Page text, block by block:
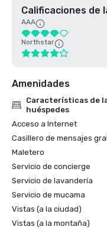
Calificaciones de
AAA
Northstar
Amenidades
Características de
huéspedes
Acceso a Internet
Casillero de mensajes
Maletero
Servicio de concierge
Servicio de lavandería
Servicio de mucama
Vistas (a la ciudad)
Vistas (a la montaña)